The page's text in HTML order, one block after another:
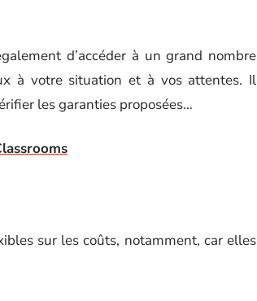
d’accéder à un grand nombre
à votre situation et à vos attentes. Il
les garanties proposées…
sur les coûts, notamment, car elles